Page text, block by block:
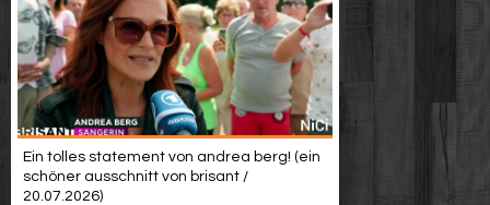
Ein tolles statement von andrea berg! (ein
schöner ausschnitt von brisant /
20.07.2026)